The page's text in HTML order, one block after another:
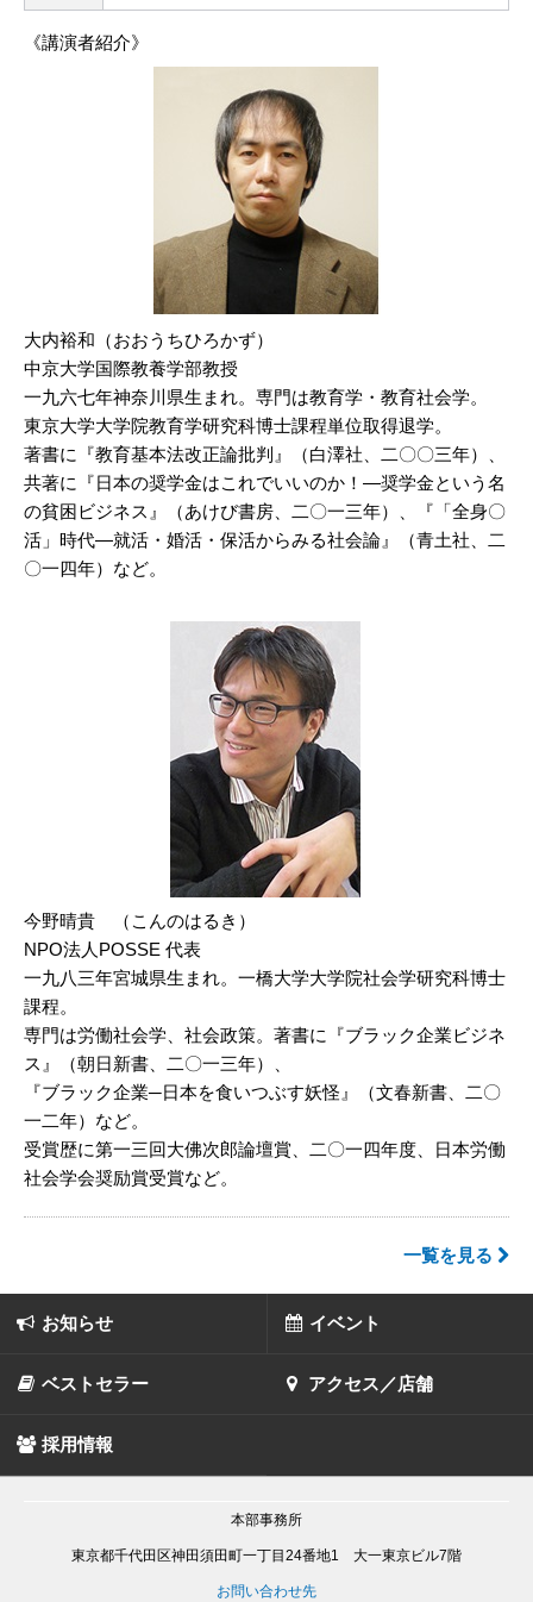
《講演者紹介》
大内裕和（おおうちひろかず）
中京大学国際教養学部教授
一九六七年神奈川県生まれ。専門は教育学・教育社会学。
東京大学大学院教育学研究科博士課程単位取得退学。
著書に『教育基本法改正論批判』（白澤社、二〇〇三年）、
共著に『日本の奨学金はこれでいいのか！―奨学金という名
の貧困ビジネス』（あけび書房、二〇一三年）、『「全身〇
活」時代―就活・婚活・保活からみる社会論』（青土社、二
〇一四年）など。
今野晴貴 （こんのはるき）
NPO法人POSSE 代表
一九八三年宮城県生まれ。一橋大学大学院社会学研究科博士
課程。
専門は労働社会学、社会政策。著書に『ブラック企業ビジネ
ス』（朝日新書、二〇一三年）、
『ブラック企業─日本を食いつぶす妖怪』（文春新書、二〇
一二年）など。
受賞歴に第一三回大佛次郎論壇賞、二〇一四年度、日本労働
社会学会奨励賞受賞など。
一覧を見る
お知らせ イベント
ベストセラー アクセス／店舗
採用情報
本部事務所
東京都千代田区神田須田町一丁目24番地1 大一東京ビル7階
お問い合わせ先